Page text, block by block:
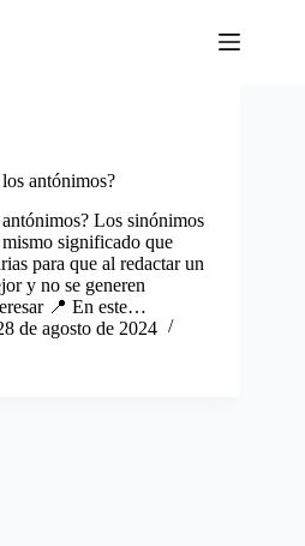
antónimos?
Los sinónimos
significado que
para que al redactar un
y no se generen
📍 En este…
de agosto de 2024